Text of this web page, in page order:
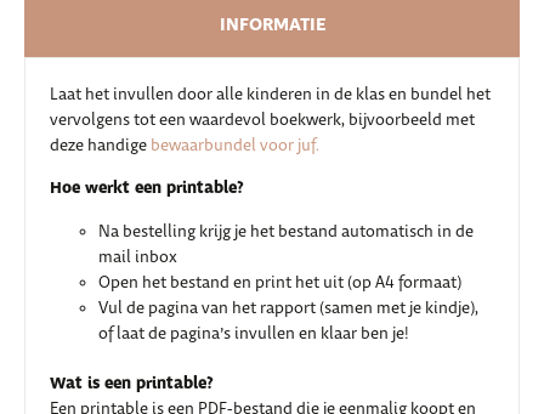
INFORMATIE
Laat het invullen door alle kinderen in de klas en bundel het
vervolgens tot een waardevol boekwerk, bijvoorbeeld met
deze handige bewaarbundel voor juf.
Hoe werkt een printable?
Na bestelling krijg je het bestand automatisch in de
mail inbox
Open het bestand en print het uit (op A4 formaat)
Vul de pagina van het rapport (samen met je kindje),
of laat de pagina’s invullen en klaar ben je!
Wat is een printable?
Een printable is een PDF-bestand die je eenmalig koopt en